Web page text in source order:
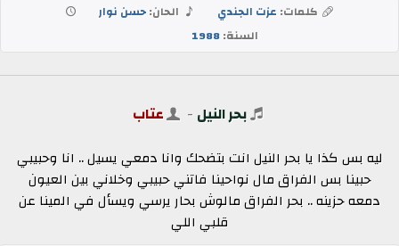
كلمات: عزت الجندي الحان:حسن نوار
السنة:1988
بحر النيل - عتاب
ليه بس كذا يا بحر النيل انت بتضحك وانا دمعي يسيل .. انا وحبيبي
حبينا بس الفراق مال نواحينا فاتني حبيبي وخلاني بين العيون
دمعه حزينه .. بحر الفراق مالوش بحار يرسي ويسأل في المينا عن
قلبي اللي